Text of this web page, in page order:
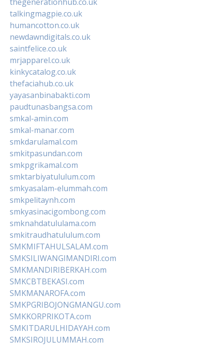
talkingmagpie.co.uk
humancotton.co.uk
newdawndigitals.co.uk
saintfelice.co.uk
mrjapparel.co.uk
kinkycatalog.co.uk
thefaciahub.co.uk
yayasanbinabakti.com
paudtunasbangsa.com
smkal-amin.com
smkal-manar.com
smkdarulamal.com
smkitpasundan.com
smkpgrikamal.com
smktarbiyatululum.com
smkyasalam-elummah.com
smkpelitaynh.com
smkyasinacigombong.com
smknahdatululama.com
smkitraudhatululum.com
SMKMIFTAHULSALAM.com
SMKSILIWANGIMANDIRI.com
SMKMANDIRIBERKAH.com
SMKCBTBEKASI.com
SMKMANAROFA.com
SMKPGRIBOJONGMANGU.com
SMKKORPRIKOTA.com
SMKITDARULHIDAYAH.com
SMKSIROJULUMMAH.com